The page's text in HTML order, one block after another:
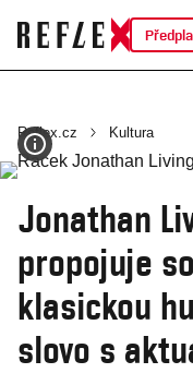
Reflex.cz Kultura
Jonathan
propojuje
klasickou
slovo s